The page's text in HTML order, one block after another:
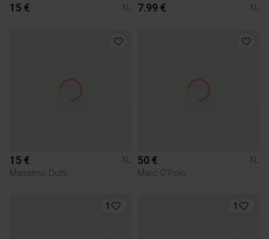
15 € XL 7.99 € XL
15 €
XL
Massimo Dutti
50 €
XL
Marc O'Polo
1 1